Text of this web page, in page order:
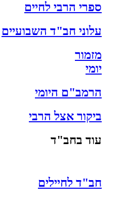
ספרי הרבי לחיים
עלוני חב"ד השבועיים
מזמור
יומי
הרמב"ם היומי
ביקור אצל הרבי
עוד בחב"ד
חב"ד לחיילים